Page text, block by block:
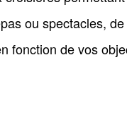
ou spectacles,
fonction de vos